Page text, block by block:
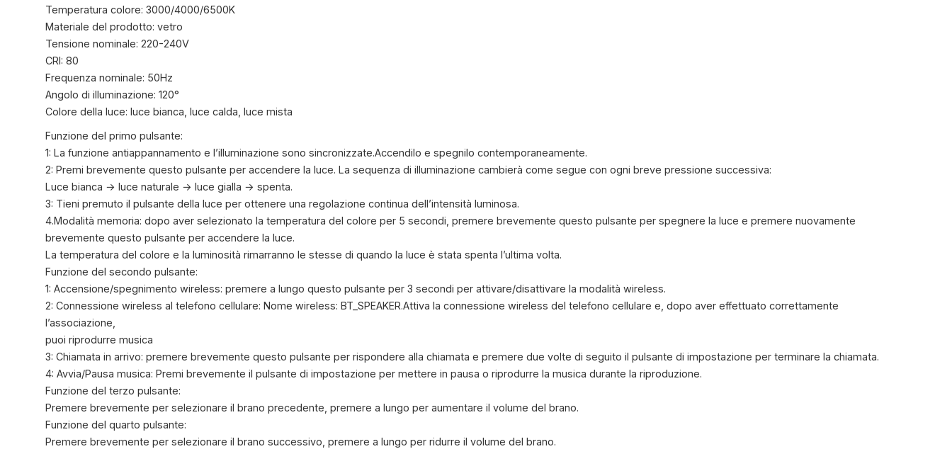
Temperatura colore: 3000/4000/6500K
Materiale del prodotto: vetro
Tensione nominale: 220-240V
CRI: 80
Frequenza nominale: 50Hz
Angolo di illuminazione: 120°
Colore della luce: luce bianca, luce calda, luce mista
Funzione del primo pulsante:
1: La funzione antiappannamento e l’illuminazione sono sincronizzate.Accendilo e spegnilo contemporaneamente.
2: Premi brevemente questo pulsante per accendere la luce. La sequenza di illuminazione cambierà come segue con ogni breve pressione successiva:
Luce bianca → luce naturale → luce gialla → spenta.
3: Tieni premuto il pulsante della luce per ottenere una regolazione continua dell’intensità luminosa.
4.Modalità memoria: dopo aver selezionato la temperatura del colore per 5 secondi, premere brevemente questo pulsante per spegnere la luce e premere nuovamente
brevemente questo pulsante per accendere la luce.
La temperatura del colore e la luminosità rimarranno le stesse di quando la luce è stata spenta l’ultima volta.
Funzione del secondo pulsante:
1: Accensione/spegnimento wireless: premere a lungo questo pulsante per 3 secondi per attivare/disattivare la modalità wireless.
2: Connessione wireless al telefono cellulare: Nome wireless: BT_SPEAKER.Attiva la connessione wireless del telefono cellulare e, dopo aver effettuato correttamente
l’associazione,
puoi riprodurre musica
3: Chiamata in arrivo: premere brevemente questo pulsante per rispondere alla chiamata e premere due volte di seguito il pulsante di impostazione per terminare la chiamata.
4: Avvia/Pausa musica: Premi brevemente il pulsante di impostazione per mettere in pausa o riprodurre la musica durante la riproduzione.
Funzione del terzo pulsante:
Premere brevemente per selezionare il brano precedente, premere a lungo per aumentare il volume del brano.
Funzione del quarto pulsante:
Premere brevemente per selezionare il brano successivo, premere a lungo per ridurre il volume del brano.